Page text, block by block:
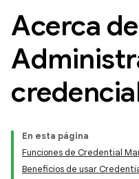
Acerca
En esta página
Funciones de Credential
Beneficios de usar